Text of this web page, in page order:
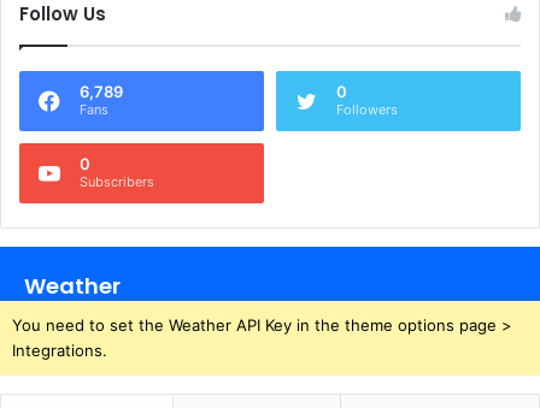
Follow Us
6,789
Fans
0
Followers
0
Subscribers
Weather
You need to set the Weather API Key in the theme options page >
Integrations.